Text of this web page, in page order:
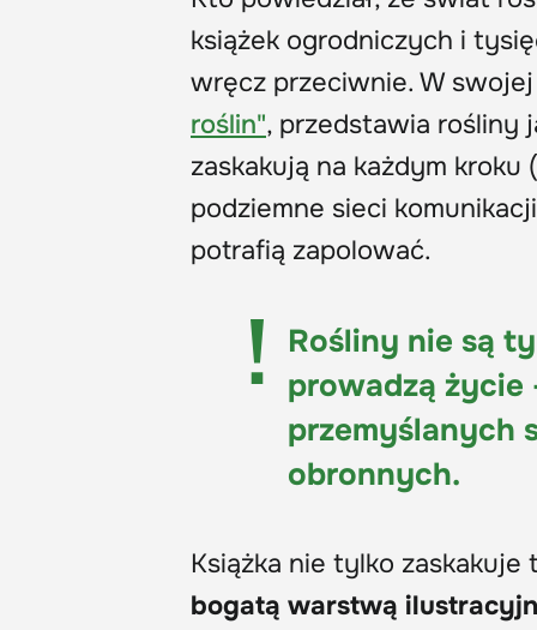
książek ogrodniczych i
wręcz przeciwnie. W
roślin", przedstawia rośliny
zaskakują na każdym kroku
podziemne sieci
potrafią zapolować.
Rośliny nie są
prowadzą życie
przemyślanych
obronnych.
Książka nie tylko
bogatą warstwą